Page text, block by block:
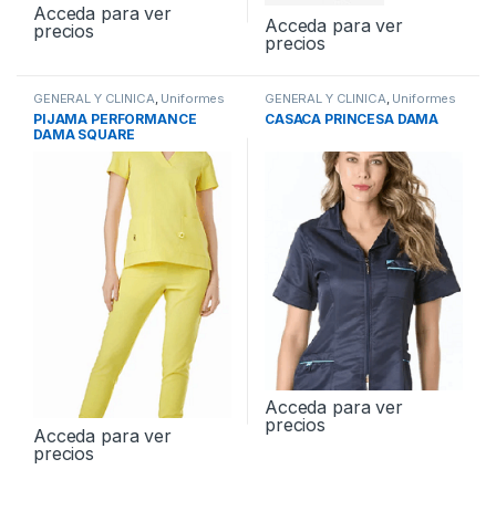
Acceda para ver
precios
Acceda para ver
precios
GENERAL Y CLINICA, Uniformes
PIJAMA PERFORMANCE
DAMA SQUARE
Acceda para ver
precios
GENERAL Y CLINICA, Uniformes
CASACA PRINCESA DAMA
Acceda para ver
precios